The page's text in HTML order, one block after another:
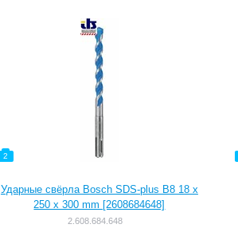
2
Ударные свёрла Bosch SDS-plus B8 18 x
250 x 300 mm [2608684648]
2.608.684.648